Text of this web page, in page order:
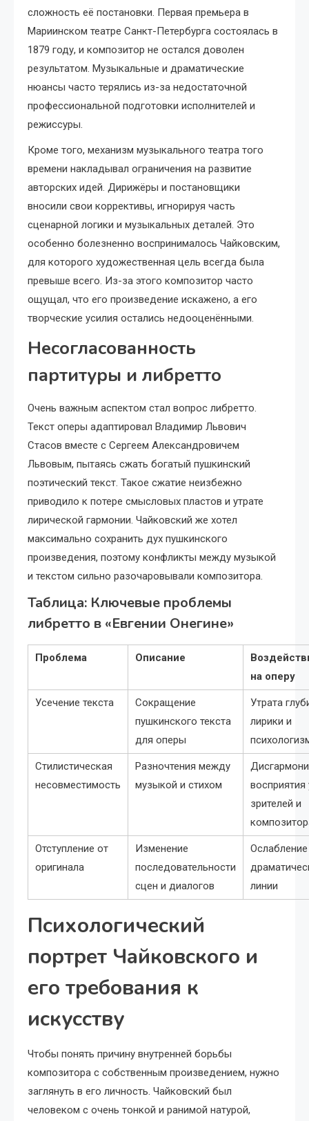
сложность её постановки. Первая премьера в
Мариинском театре Санкт-Петербурга состоялась в
1879 году, и композитор не остался доволен
результатом. Музыкальные и драматические
нюансы часто терялись из-за недостаточной
профессиональной подготовки исполнителей и
режиссуры.
Кроме того, механизм музыкального театра того
времени накладывал ограничения на развитие
авторских идей. Дирижёры и постановщики
вносили свои коррективы, игнорируя часть
сценарной логики и музыкальных деталей. Это
особенно болезненно воспринималось Чайковским,
для которого художественная цель всегда была
превыше всего. Из-за этого композитор часто
ощущал, что его произведение искажено, а его
творческие усилия остались недооценёнными.
Несогласованность
партитуры и либретто
Очень важным аспектом стал вопрос либретто.
Текст оперы адаптировал Владимир Львович
Стасов вместе с Сергеем Александровичем
Львовым, пытаясь сжать богатый пушкинский
поэтический текст. Такое сжатие неизбежно
приводило к потере смысловых пластов и утрате
лирической гармонии. Чайковский же хотел
максимально сохранить дух пушкинского
произведения, поэтому конфликты между музыкой
и текстом сильно разочаровывали композитора.
Таблица: Ключевые проблемы
либретто в «Евгении Онегине»
Проблема Описание
на оперу
Усечение текста
Сокращение
пушкинского текста
для оперы
Утрата
лирики и
Стилистическая
несовместимость
Разночтения между
музыкой и стихом
восприятия
зрителей и
Отступление от
оригинала
Изменение
последовательности
сцен и диалогов
Ослабление
линии
Психологический
портрет Чайковского и
его требования к
искусству
Чтобы понять причину внутренней борьбы
композитора с собственным произведением, нужно
заглянуть в его личность. Чайковский был
человеком с очень тонкой и ранимой натурой,